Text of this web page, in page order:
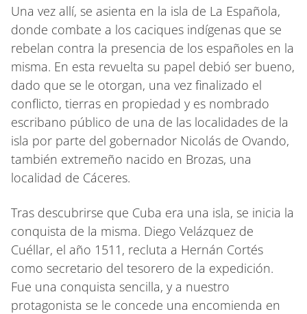
Una vez allí, se asienta en la isla de La Española,
donde combate a los caciques indígenas que se
rebelan contra la presencia de los españoles en la
misma. En esta revuelta su papel debió ser bueno,
dado que se le otorgan, una vez finalizado el
conflicto, tierras en propiedad y es nombrado
escribano público de una de las localidades de la
isla por parte del gobernador Nicolás de Ovando,
también extremeño nacido en Brozas, una
localidad de Cáceres.
Tras descubrirse que Cuba era una isla, se inicia la
conquista de la misma. Diego Velázquez de
Cuéllar, el año 1511, recluta a Hernán Cortés
como secretario del tesorero de la expedición.
Fue una conquista sencilla, y a nuestro
protagonista se le concede una encomienda en